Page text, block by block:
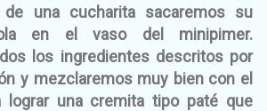
de una cucharita sacaremos su
en el vaso del minipimer.
los ingredientes descritos por
y mezclaremos muy bien con el
lograr una cremita tipo paté que